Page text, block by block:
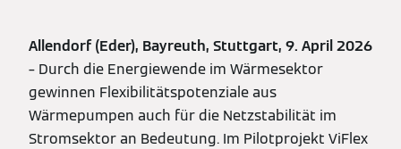
Allendorf (Eder), Bayreuth, Stuttgart, 9. April 2026
– Durch die Energiewende im Wärmesektor
gewinnen Flexibilitätspotenziale aus
Wärmepumpen auch für die Netzstabilität im
Stromsektor an Bedeutung. Im Pilotprojekt ViFlex